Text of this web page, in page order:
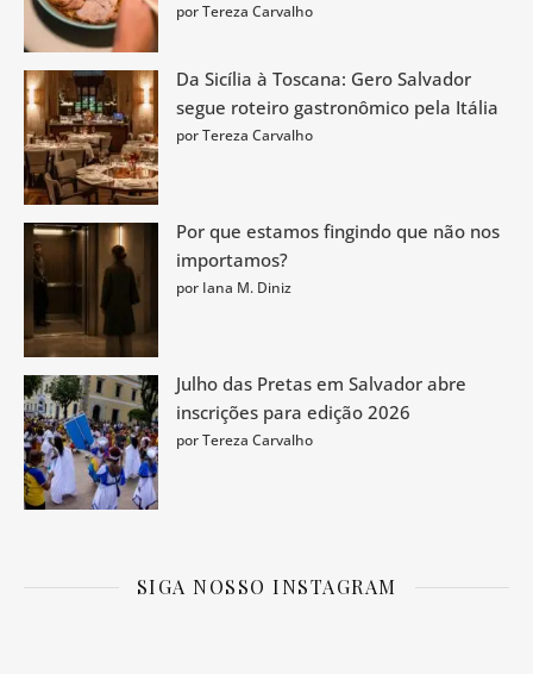
por Tereza Carvalho
Da Sicília à Toscana: Gero Salvador
segue roteiro gastronômico pela Itália
por Tereza Carvalho
Por que estamos fingindo que não nos
importamos?
por Iana M. Diniz
Julho das Pretas em Salvador abre
inscrições para edição 2026
por Tereza Carvalho
SIGA NOSSO INSTAGRAM